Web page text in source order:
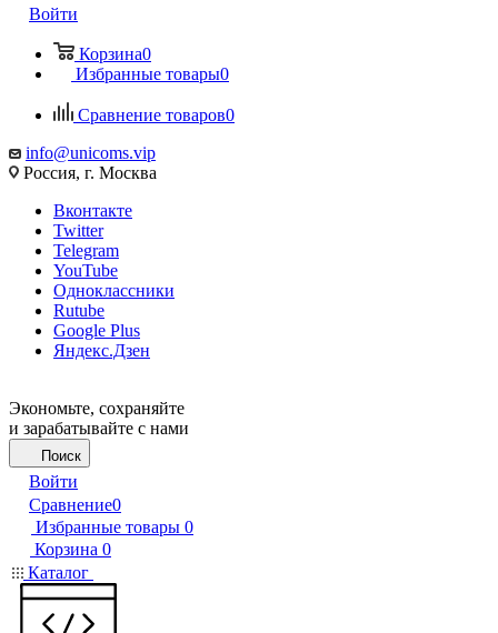
Войти
Корзина0
Избранные товары0
Сравнение товаров0
info@unicoms.vip
Россия, г. Москва
Вконтакте
Twitter
Telegram
YouTube
Одноклассники
Rutube
Google Plus
Яндекс.Дзен
Экономьте, сохраняйте
и зарабатывайте с нами
Поиск
Войти
Сравнение0
Избранные товары 0
Корзина 0
Каталог